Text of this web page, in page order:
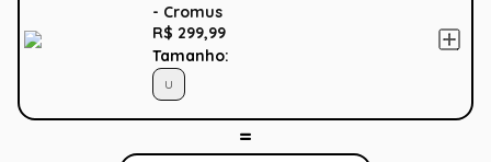
- Cromus
R$ 299,99
Tamanho:
U